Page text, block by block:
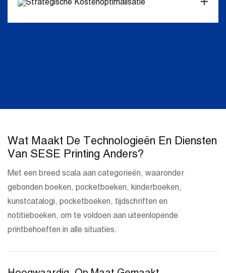
Wat Maakt De Technologieën En Diensten
Van SESE Printing Anders?
Met een breed scala aan categorieën, waaronder
gebonden boeken, pocketboeken, kinderboeken,
kunstcatalogi, pocketboeken, tijdschriften en
notitieboeken, om te voldoen aan uiteenlopende
printbehoeften in alle situaties.